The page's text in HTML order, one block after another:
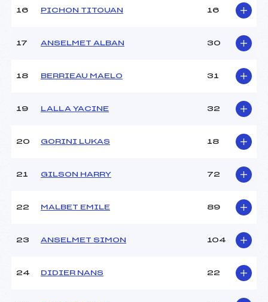
Ouvreurs E :
Température arrivée :
Pénalité appliquée :
119.9500
16 PICHON TITOUAN 16
17 ANSELMET ALBAN 30
18 BERRIEAU MAELO 31
19 LALLA YACINE 32
20 GORINI LUKAS 18
21 GILSON HARRY 72
22 MALBET EMILE 89
23 ANSELMET SIMON 104
24 DIDIER NANS 22